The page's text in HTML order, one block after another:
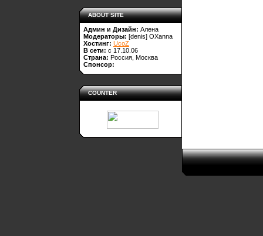
ABOUT SITE
Админ и Дизайн: Алена
Модераторы: [denis] OXanna
Хостинг: UcoZ
В сети: с 17.10.06
Страна: Россия, Москва
Спонсор:
COUNTER